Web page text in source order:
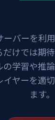
ーバーを利
だけでは期
の学習や推
イヤーを適
ます。